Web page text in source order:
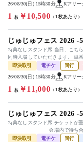
26/08/30(日) 15時30分 Kアリー
1 枚￥10,500 （1枚あたり）
じゅじゅフェス 2026
特典なしスタンド席 当日、こち
同時入場していただきます。 単
手へのチケット分配はありませ...
即決取引 電チケ 同行
26/08/30(日) 15時30分 Kアリー
1 枚￥11,000 （1枚あたり）
じゅじゅフェス 2026
特典なしスタンド席 チケットが
会場内で待ち合わせをし
ですが、当方が選ばなかった方の
即決取引 電チケ 同行